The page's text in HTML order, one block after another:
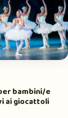
bambini/e
ai giocattoli